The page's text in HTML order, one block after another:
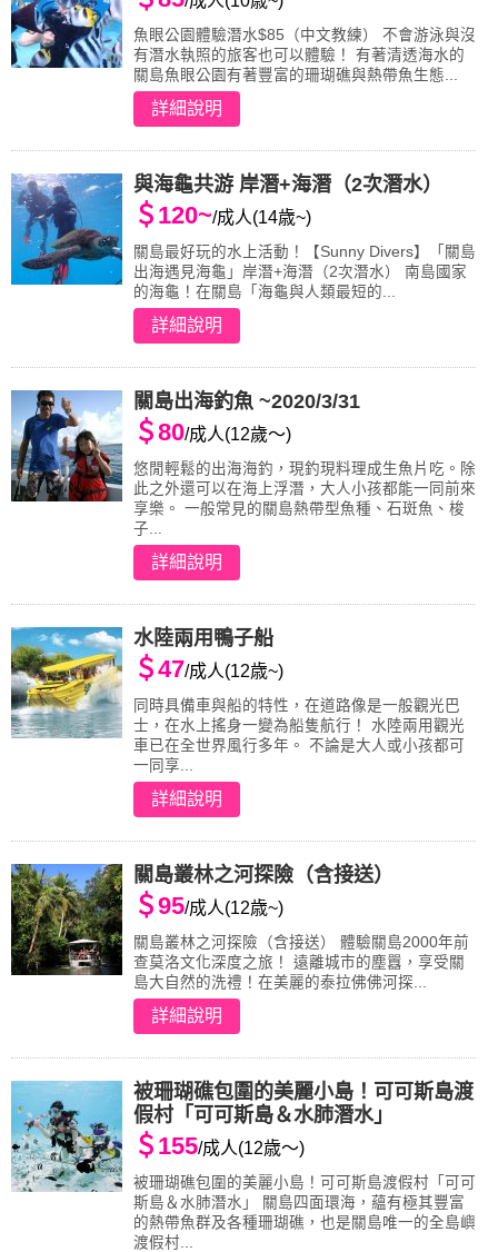
魚眼公園體驗潛水$85（中文教練） 不會游泳與沒
有潛水執照的旅客也可以體驗！ 有著清透海水的
關島魚眼公園有著豐富的珊瑚礁與熱帶魚生態...
詳細說明
與海龜共游 岸潛+海潛（2次潛水）
＄120~/成人(14歳~)
關島最好玩的水上活動！【Sunny Divers】「關島
出海遇見海龜」岸潛+海潛（2次潛水） 南島國家
的海龜！在關島「海龜與人類最短的...
詳細說明
關島出海釣魚 ~2020/3/31
＄80/成人(12歲～)
悠閒輕鬆的出海海釣，現釣現料理成生魚片吃。除
此之外還可以在海上浮潛，大人小孩都能一同前來
享樂。 一般常見的關島熱帶型魚種、石斑魚、梭
子...
詳細說明
水陸兩用鴨子船
＄47/成人(12歳~)
同時具備車與船的特性，在道路像是一般觀光巴
士，在水上搖身一變為船隻航行！ 水陸兩用觀光
車已在全世界風行多年。 不論是大人或小孩都可
一同享...
詳細說明
關島叢林之河探險（含接送）
＄95/成人(12歳~)
關島叢林之河探險（含接送） 體驗關島2000年前
查莫洛文化深度之旅！ 遠離城市的塵囂，享受關
島大自然的洗禮！在美麗的泰拉佛佛河探...
詳細說明
被珊瑚礁包圍的美麗小島！可可斯島渡
假村「可可斯島＆水肺潛水」
＄155/成人(12歳～)
被珊瑚礁包圍的美麗小島！可可斯島渡假村「可可
斯島＆水肺潛水」 關島四面環海，蘊有極其豐富
的熱帶魚群及各種珊瑚礁，也是關島唯一的全島嶼
渡假村...